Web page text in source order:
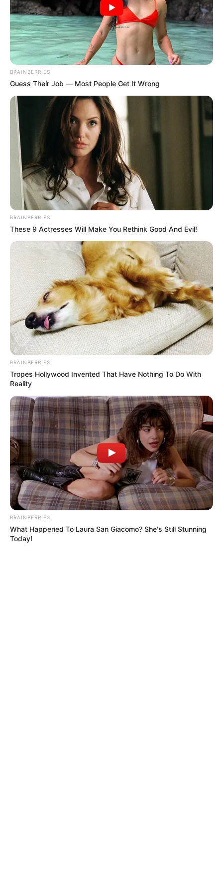
compromiso, cercanía y vocación de servicio.
El menor implicado está ahora bajo custodia del sistema
de responsabilidad penal para adolescentes,en espera
de audiencia que determinará si será internado en un
centro de reclusión preventiva.
COMPARTIR
ALERTA BOGOTÁ EN GOOGLE NEWS
TEMAS RELACIONADOS
LESIONES PERSONALES
SECRETARÍA DE SEGURIDAD
REDUCCIÓN DE DELITOS
ALERTA PAISA
NOTICIAS ANTIOQUIA
NOTICIAS MEDELLÍN
MANTÉNGASE EN ALERTA
Tenemos todas las noticias que le
interesan. Para estar bien informado, por
favor, active las notificaciones de Alerta.
ACTIVAR AHORA
TEMAS DESTACADOS
EMERGENCIAS POR LLUVIAS
METRO DE MEDELLÍN
ELECCIONES PRESIDENCIALES
MARINILLA - ANTIOQUIA
EPM
YONDÓ - ANTIOQUIA
RIONEGRO
BRAINBERRIES
Guess Their Job — Most People Get It Wrong
BRAINBERRIES
These 9 Actresses Will Make You Rethink Good And Evil!
BRAINBERRIES
Tropes Hollywood Invented That Have Nothing To Do With
Reality
BRAINBERRIES
What Happened To Laura San Giacomo? She's Still Stunning
Today!